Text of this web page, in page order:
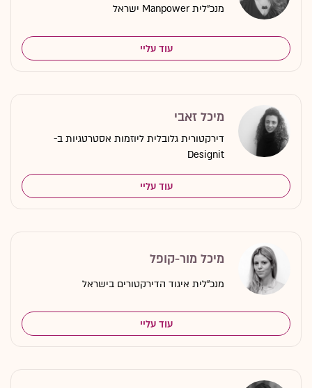
מנכ"לית Manpower ישראל
עוד עליי
מיכל זאבי
דירקטורית גלובלית ליוזמות אסטרטגיות ב-
Designit
עוד עליי
מיכל מור-קופל
מנכ"לית איגוד הדירקטורים בישראל
עוד עליי